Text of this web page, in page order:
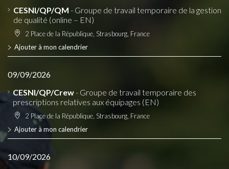
CESNI/QP/QM - Groupe de travail temporaire de la gestion
de qualité (online – EN)
2 Place de la République, Strasbourg, France
Ajouter à mon calendrier
09/09/2026
CESNI/QP/Crew- Groupe de travail temporaire des
prescriptions relatives aux équipages (EN)
2 Place de la République, Strasbourg, France
Ajouter à mon calendrier
10/09/2026